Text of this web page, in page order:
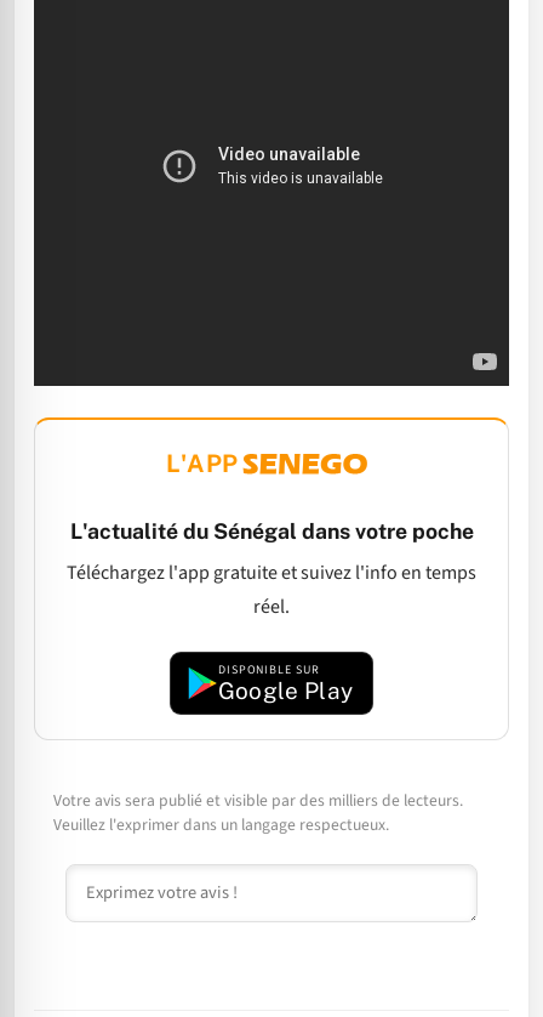
L'APP
L'actualité du Sénégal dans votre poche
Téléchargez l'app gratuite et suivez l'info en temps
réel.
DISPONIBLE SUR
Google Play
Votre avis sera publié et visible par des milliers de lecteurs.
Veuillez l'exprimer dans un langage respectueux.
Commentaire